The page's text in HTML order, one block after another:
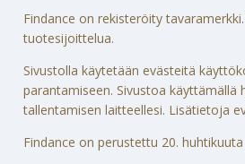
Findance on rekisteröity
tuotesijoittelua.
Sivustolla käytetään evästeitä
parantamiseen. Sivustoa käyttämällä
tallentamisen laitteellesi. Lisätietoja
Findance on perustettu 20. huhtikuuta